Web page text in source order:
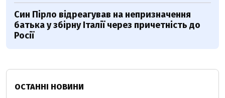
Син Пірло відреагував на непризначення
батька у збірну Італії через причетність до
Росії
ОСТАННІ НОВИНИ